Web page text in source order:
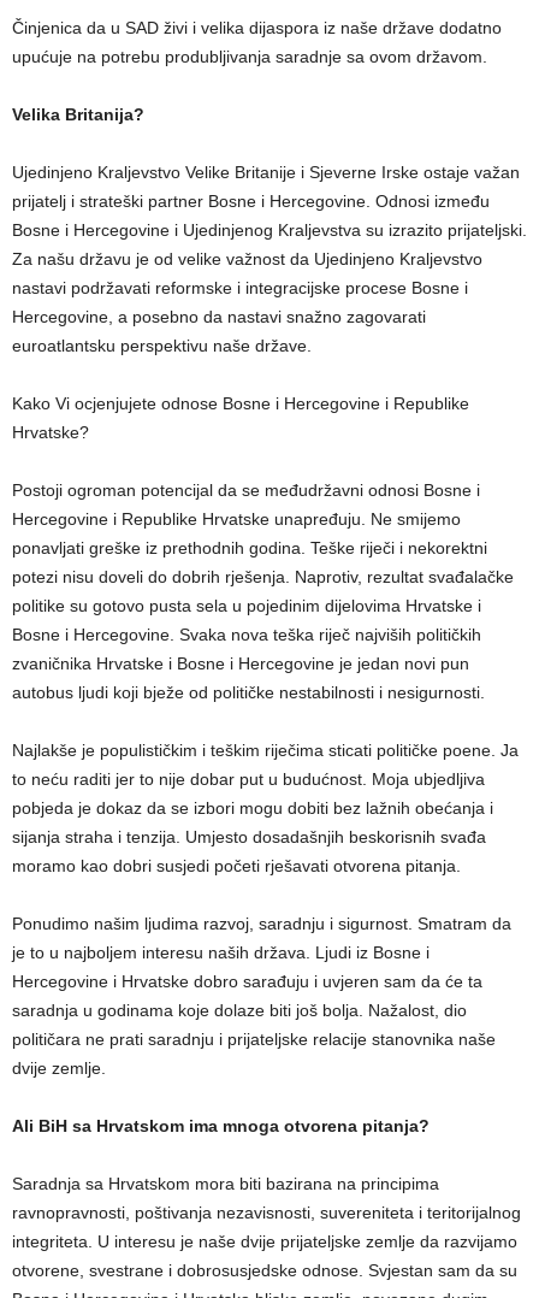
Činjenica da u SAD živi i velika dijaspora iz naše države dodatno
upućuje na potrebu produbljivanja saradnje sa ovom državom.
Velika Britanija?
Ujedinjeno Kraljevstvo Velike Britanije i Sjeverne Irske ostaje važan
prijatelj i strateški partner Bosne i Hercegovine. Odnosi između
Bosne i Hercegovine i Ujedinjenog Kraljevstva su izrazito prijateljski.
Za našu državu je od velike važnost da Ujedinjeno Kraljevstvo
nastavi podržavati reformske i integracijske procese Bosne i
Hercegovine, a posebno da nastavi snažno zagovarati
euroatlantsku perspektivu naše države.
Kako Vi ocjenjujete odnose Bosne i Hercegovine i Republike
Hrvatske?
Postoji ogroman potencijal da se međudržavni odnosi Bosne i
Hercegovine i Republike Hrvatske unapređuju. Ne smijemo
ponavljati greške iz prethodnih godina. Teške riječi i nekorektni
potezi nisu doveli do dobrih rješenja. Naprotiv, rezultat svađalačke
politike su gotovo pusta sela u pojedinim dijelovima Hrvatske i
Bosne i Hercegovine. Svaka nova teška riječ najviših političkih
zvaničnika Hrvatske i Bosne i Hercegovine je jedan novi pun
autobus ljudi koji bježe od političke nestabilnosti i nesigurnosti.
Najlakše je populističkim i teškim riječima sticati političke poene. Ja
to neću raditi jer to nije dobar put u budućnost. Moja ubjedljiva
pobjeda je dokaz da se izbori mogu dobiti bez lažnih obećanja i
sijanja straha i tenzija. Umjesto dosadašnjih beskorisnih svađa
moramo kao dobri susjedi početi rješavati otvorena pitanja.
Ponudimo našim ljudima razvoj, saradnju i sigurnost. Smatram da
je to u najboljem interesu naših država. Ljudi iz Bosne i
Hercegovine i Hrvatske dobro sarađuju i uvjeren sam da će ta
saradnja u godinama koje dolaze biti još bolja. Nažalost, dio
političara ne prati saradnju i prijateljske relacije stanovnika naše
dvije zemlje.
Ali BiH sa Hrvatskom ima mnoga otvorena pitanja?
Saradnja sa Hrvatskom mora biti bazirana na principima
ravnopravnosti, poštivanja nezavisnosti, suvereniteta i teritorijalnog
integriteta. U interesu je naše dvije prijateljske zemlje da razvijamo
otvorene, svestrane i dobrosusjedske odnose. Svjestan sam da su